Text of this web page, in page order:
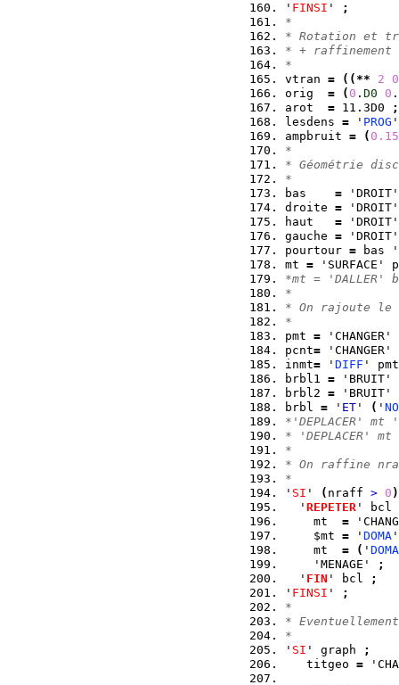
' FINSI '
;
*
* Rotation et
* + raffinement
*
vtran = ( ( ** 2
orig = ( 0 . D0 0 .
arot = 11.3D0
;
lesdens = ' PROG
ampbruit = ( 0.15
*
* Géométrie
*
bas =
droite =
haut =
gauche =
pourtour = bas '
mt =
*mt = 'DALLER'
*
* On rajoute le
*
pmt =
pcnt=
inmt= ' DIFF '
brbl1 = 'BRUIT'
brbl2 = 'BRUIT'
brbl = ' ET ' ( '
*'DEPLACER'
* 'DEPLACER'
*
* On raffine
*
' SI ' ( nraff > 0 )
  '
REPETER ' bcl
    mt
=
    $mt
= ' DOMA
    mt
= ( ' DOMA
    'MENAGE'
;
  '
FIN ' bcl
;
' FINSI '
;
*
*
*
' SI ' graph
;
   titgeo
=